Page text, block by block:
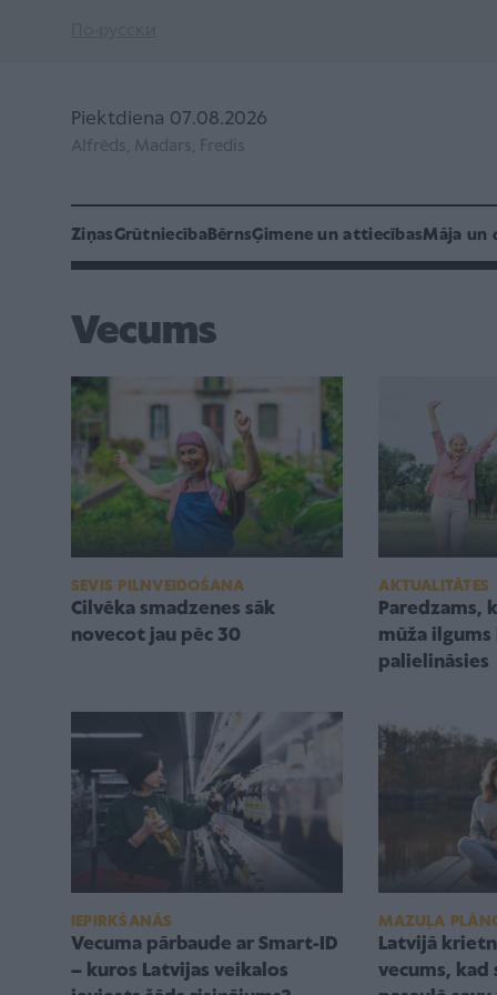
Piektdiena 07.08.2026
Alfrēds, Madars, Fredis
ZiņasGrūtniecībaBērnsĢimene un attiecībasMāja un
Vecums
SEVIS PILNVEIDOŠANA
Cilvēka smadzenes sāk
novecot jau pēc 30
AKTUALITĀTES
Paredzams,
mūža
palielināsies
IEPIRKŠANĀS
Vecuma pārbaude ar Smart-ID
– kuros Latvijas veikalos
MAZUĻA
Latvijā
vecums, kad